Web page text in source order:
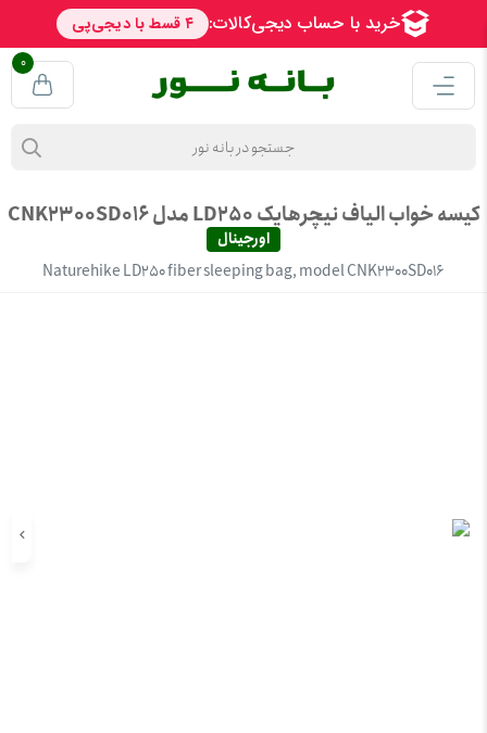
0
کیسه خواب الیاف نیچرهایک LD250 مدل CNK2300SD016
اورجینال
Naturehike LD250 fiber sleeping bag, model CNK2300SD016